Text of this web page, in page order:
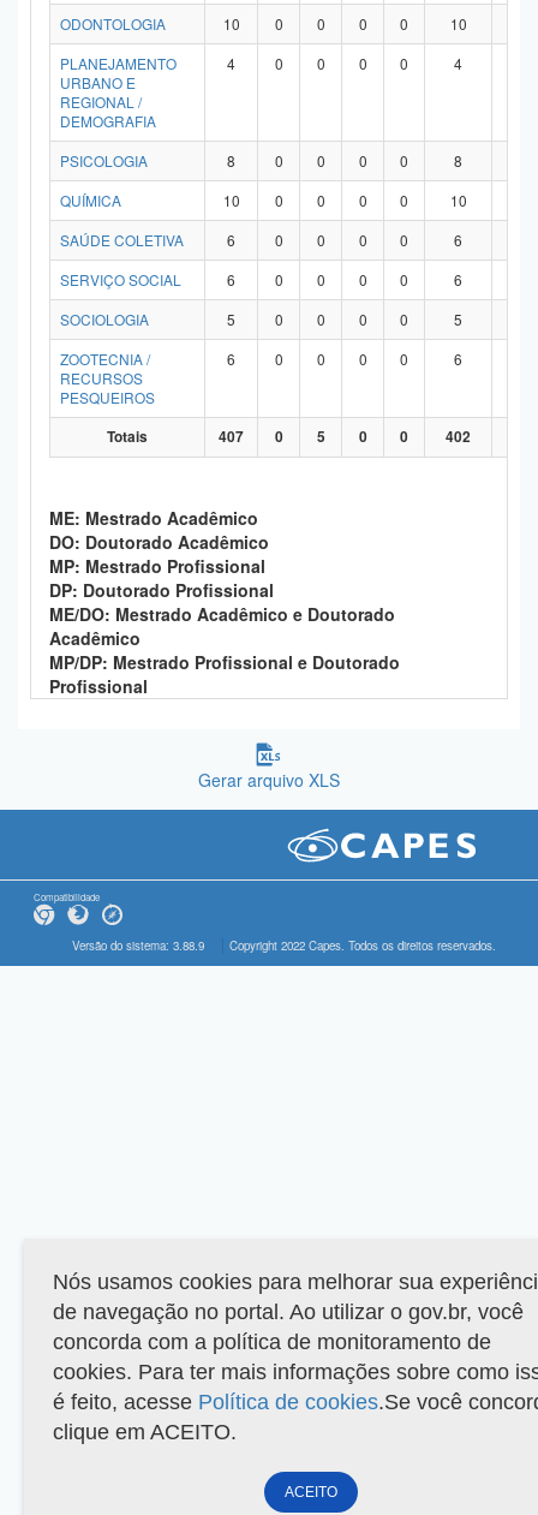
ODONTOLOGIA
10 0 0 0 0 10
PLANEJAMENTO
URBANO E
REGIONAL /
DEMOGRAFIA
4 0 0 0 0 4
PSICOLOGIA 8 0 0 0 0 8
QUÍMICA
10 0 0 0 0 10
SAÚDE COLETIVA
6 0 0 0 0 6
SERVIÇO SOCIAL
6 0 0 0 0 6
SOCIOLOGIA
5 0 0 0 0 5
ZOOTECNIA /
RECURSOS
PESQUEIROS
6 0 0 0 0 6
Totais 407 0 5 0 0 402
ME: Mestrado Acadêmico
DO: Doutorado Acadêmico
MP: Mestrado Profissional
DP: Doutorado Profissional
ME/DO: Mestrado Acadêmico e Doutorado
Acadêmico
MP/DP: Mestrado Profissional e Doutorado
Profissional
Gerar arquivo XLS
Compatibilidade
Versão do sistema: 3.88.9 Copyright 2022 Capes. Todos os direitos reservados.
Nós usamos cookies para melhorar sua
de navegação no portal. Ao utilizar o gov.br, você
concorda com a política de monitoramento de
cookies. Para ter mais informações sobre como
é feito, acesse Política de cookies.Se você
clique em ACEITO.
ACEITO